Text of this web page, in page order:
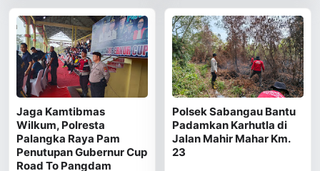
Jaga Kamtibmas
Wilkum, Polresta
Palangka Raya Pam
Penutupan Gubernur Cup
Road To Pangdam
Polsek Sabangau Bantu
Padamkan Karhutla di
Jalan Mahir Mahar Km.
23